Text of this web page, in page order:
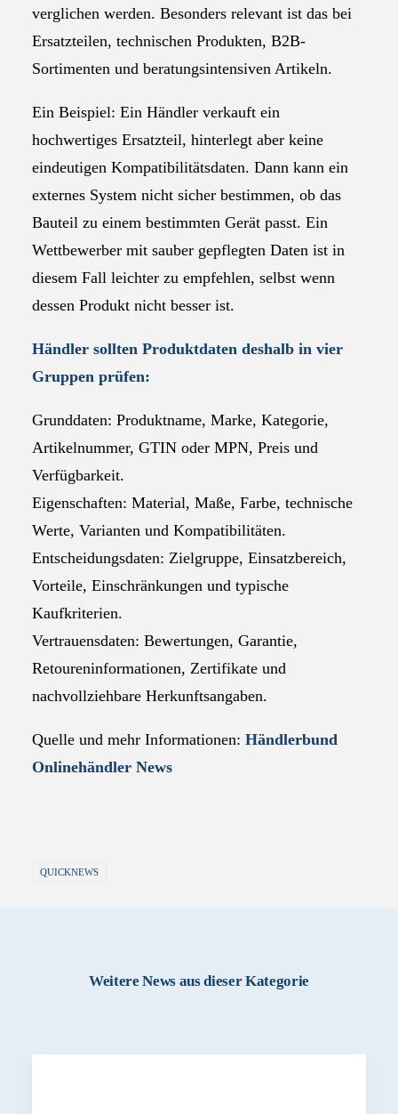
verglichen werden. Besonders relevant ist das bei
Ersatzteilen, technischen Produkten, B2B-
Sortimenten und beratungsintensiven Artikeln.
Ein Beispiel: Ein Händler verkauft ein
hochwertiges Ersatzteil, hinterlegt aber keine
eindeutigen Kompatibilitätsdaten. Dann kann ein
externes System nicht sicher bestimmen, ob das
Bauteil zu einem bestimmten Gerät passt. Ein
Wettbewerber mit sauber gepflegten Daten ist in
diesem Fall leichter zu empfehlen, selbst wenn
dessen Produkt nicht besser ist.
Händler sollten Produktdaten deshalb in vier
Gruppen prüfen:
Grunddaten: Produktname, Marke, Kategorie,
Artikelnummer, GTIN oder MPN, Preis und
Verfügbarkeit.
Eigenschaften: Material, Maße, Farbe, technische
Werte, Varianten und Kompatibilitäten.
Entscheidungsdaten: Zielgruppe, Einsatzbereich,
Vorteile, Einschränkungen und typische
Kaufkriterien.
Vertrauensdaten: Bewertungen, Garantie,
Retoureninformationen, Zertifikate und
nachvollziehbare Herkunftsangaben.
Quelle und mehr Informationen: Händlerbund
Onlinehändler News
QUICKNEWS
Weitere News aus dieser Kategorie